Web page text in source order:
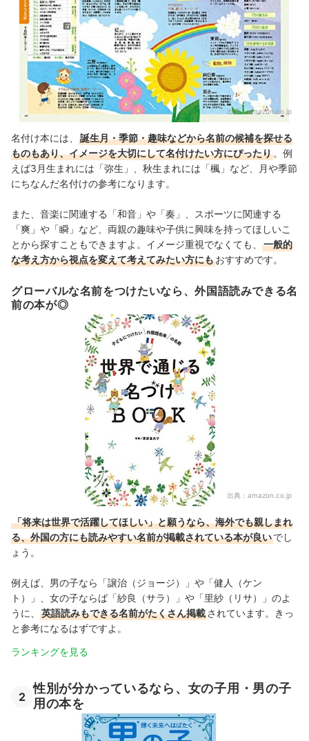
出典：amazon.co.jp
名付け本には、
誕生月・季節・趣味などから名前の候補を探せる
ものもあり、イメージを大切にして名付けたい方にぴったり。例
えば3月生まれには「弥生」、秋生まれには「楓」など、月や季節
にちなんだ名付けの参考になります。
また、音楽に関連する「和音」や「奏」、スポーツに関連する
「爽」や「瞬」など、両親の趣味や子供に興味を持ってほしいこ
とから探すこともできますよ。イメージ重視でなくても、
一般的
な考え方から視点を変えて考えてみたい方にもおすすめです。
グローバルな名前をつけたいなら、外国語読みできる名
前の本が◎
出典： amazon.co.jp
「将来は世界で活躍してほしい」と願うなら、海外でも親しまれ
る、外国の方にも読みやすい名前が掲載されている本が良いでし
ょう。
例えば、男の子なら「譲治（ジョージ）」や「健人（ケン
ト）」、女の子ならば「紗良（サラ）」や「里紗（リサ）」のよ
うに、
英語読みもできる名前がたくさん掲載されています。きっ
と参考になるはずですよ。
ランキングを見る
2
性別が分かっているなら、女の子用・男の子
用の本を